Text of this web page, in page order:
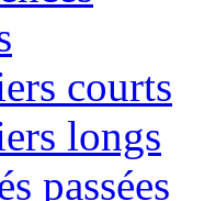
courts
longs
passées